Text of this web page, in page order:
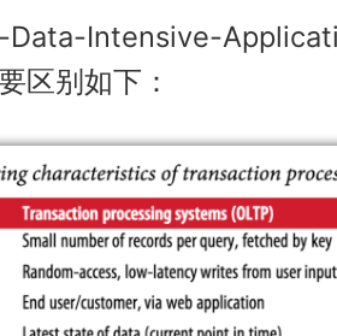
Data-Intensive-
区别如下：